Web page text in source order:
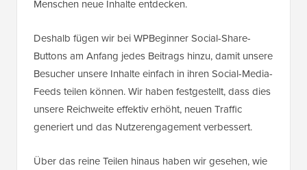
Menschen neue Inhalte entdecken.
Deshalb fügen wir bei WPBeginner Social-Share-
Buttons am Anfang jedes Beitrags hinzu, damit unsere
Besucher unsere Inhalte einfach in ihren Social-Media-
Feeds teilen können. Wir haben festgestellt, dass dies
unsere Reichweite effektiv erhöht, neuen Traffic
generiert und das Nutzerengagement verbessert.
Über das reine Teilen hinaus haben wir gesehen, wie